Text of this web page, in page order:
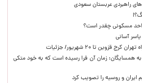
راهبردی عربستان سعودی
مسکونی چقدر است؟
آسانی
قزوین تا ۲۰ شهریور/ جزئیات
همسایگان: زمان آن فرا رسیده است که به خود متکی
ایران و روسیه را تصویب کرد